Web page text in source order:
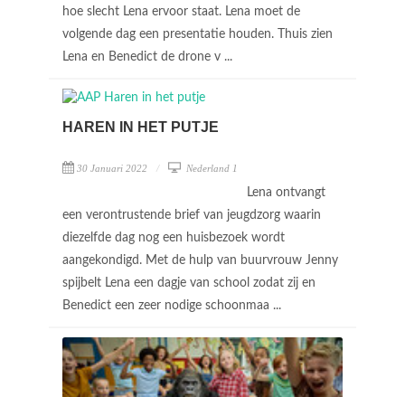
hoe slecht Lena ervoor staat. Lena moet de
volgende dag een presentatie houden. Thuis zien
Lena en Benedict de drone v ...
HAREN IN HET PUTJE
30 Januari 2022 Nederland 1
Lena ontvangt
een verontrustende brief van jeugdzorg waarin
diezelfde dag nog een huisbezoek wordt
aangekondigd. Met de hulp van buurvrouw Jenny
spijbelt Lena een dagje van school zodat zij en
Benedict een zeer nodige schoonmaa ...